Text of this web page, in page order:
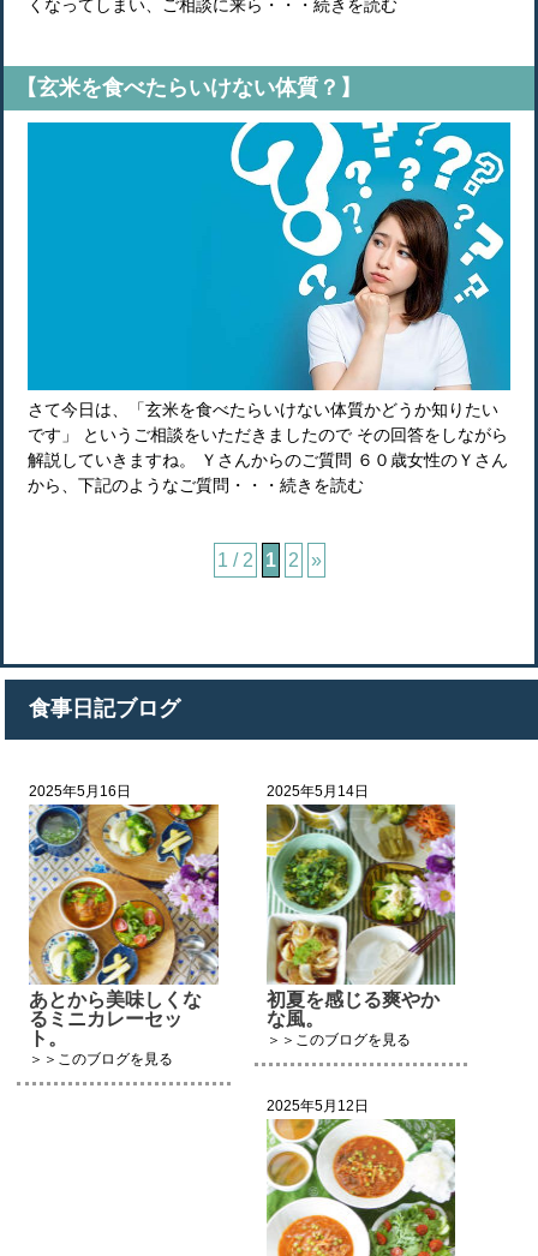
くなってしまい、ご相談に来ら・・・続きを読む
【玄米を食べたらいけない体質？】
さて今日は、「玄米を食べたらいけない体質かどうか知りたい
です」 というご相談をいただきましたので その回答をしながら
解説していきますね。 Ｙさんからのご質問 ６０歳女性のＹさん
から、下記のようなご質問・・・続きを読む
1 / 2 1 2 »
食事日記ブログ
2025年5月16日
あとから美味しくな
るミニカレーセッ
ト。
＞＞このブログを見る
2025年5月14日
初夏を感じる爽やか
な風。
＞＞このブログを見る
2025年5月12日